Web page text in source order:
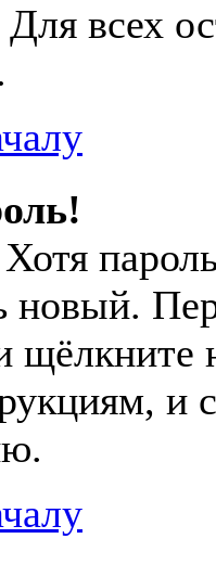
всех
новый.
щёлкните
и